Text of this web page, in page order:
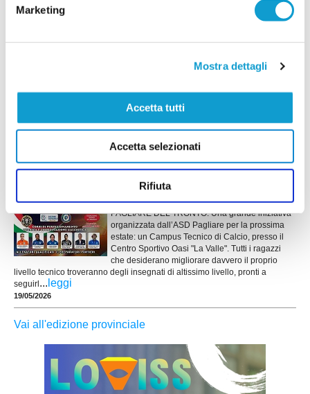
Marketing
Mostra dettagli
Accetta tutti
Accetta selezionati
Rifiuta
Castel di Lama celebra un risultato di grande
prestigio: la qualificazione alla finale regionale del
Pulcini. Un traguardo importante che conferma la
PAGLIARE. A giugno Campus Tecnico con
ex calciatori di Serie A
PAGLIARE DEL TRONTO. Una grande iniziativa
organizzata dall’ASD Pagliare per la prossima
estate: un Campus Tecnico di Calcio, presso il
Centro Sportivo Oasi "La Valle". Tutti i ragazzi
che desiderano migliorare davvero il proprio
livello tecnico troveranno degli insegnati di altissimo livello, pronti a
seguirl ... leggi
19/05/2026
Vai all'edizione provinciale